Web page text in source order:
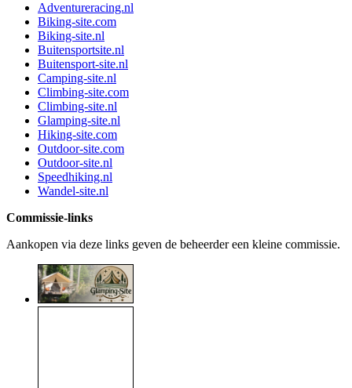
Adventureracing.nl
Biking-site.com
Biking-site.nl
Buitensportsite.nl
Buitensport-site.nl
Camping-site.nl
Climbing-site.com
Climbing-site.nl
Glamping-site.nl
Hiking-site.com
Outdoor-site.com
Outdoor-site.nl
Speedhiking.nl
Wandel-site.nl
Commissie-links
Aankopen via deze links geven de beheerder een kleine commissie.